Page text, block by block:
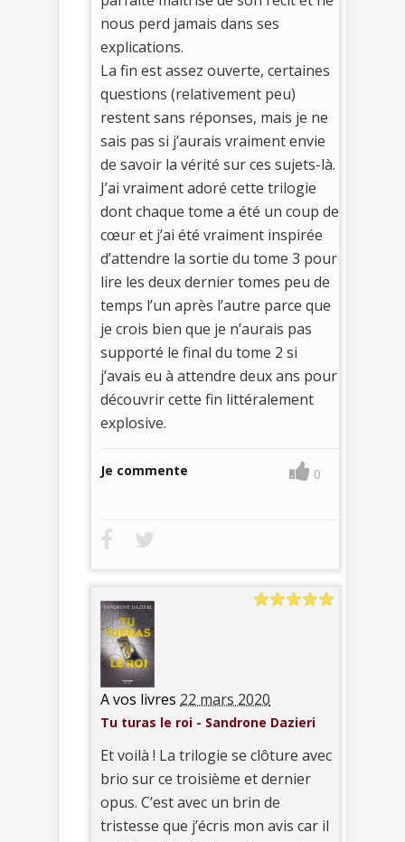
nous perd jamais dans ses
explications.
La fin est assez ouverte, certaines
questions (relativement peu)
restent sans réponses, mais je ne
sais pas si j’aurais vraiment envie
de savoir la vérité sur ces sujets-là.
J’ai vraiment adoré cette trilogie
dont chaque tome a été un coup de
cœur et j’ai été vraiment inspirée
d’attendre la sortie du tome 3 pour
lire les deux dernier tomes peu de
temps l’un après l’autre parce que
je crois bien que je n’aurais pas
supporté le final du tome 2 si
j’avais eu à attendre deux ans pour
découvrir cette fin littéralement
explosive.
Je commente 0
A vos livres 22 mars 2020
Tu turas le roi - Sandrone Dazieri
Et voilà ! La trilogie se clôture avec
brio sur ce troisième et dernier
opus. C’est avec un brin de
tristesse que j’écris mon avis car il